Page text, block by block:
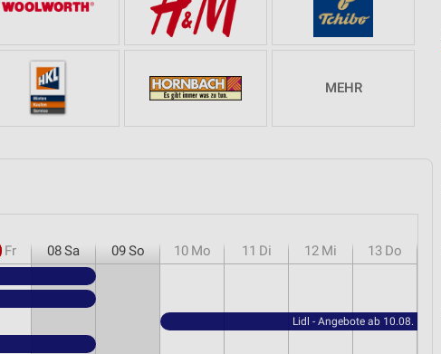
MEHR
Fr 08Sa 09So 10 Mo 11 Di 12 Mi 13 Do
Lidl - Angebote ab 10.08.